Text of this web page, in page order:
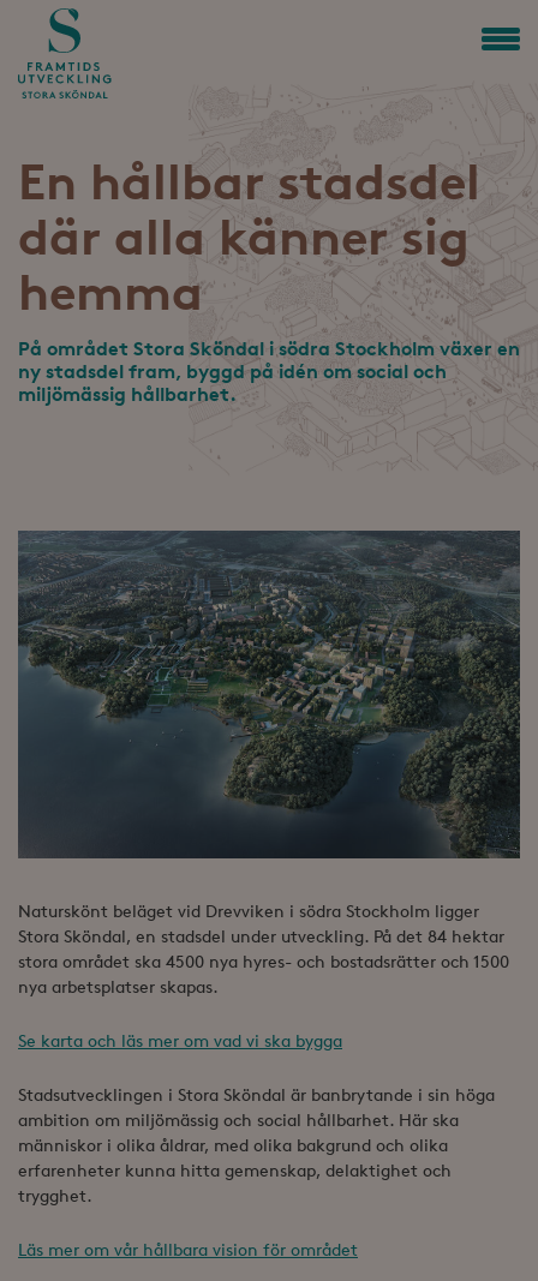
En hållbar stadsdel
där alla känner sig
hemma
På området Stora Sköndal i södra Stockholm växer en
ny stadsdel fram, byggd på idén om social och
miljömässig hållbarhet.
Naturskönt beläget vid Drevviken i södra Stockholm ligger
Stora Sköndal, en stadsdel under utveckling. På det 84 hektar
stora området ska 4500 nya hyres- och bostadsrätter och 1500
nya arbetsplatser skapas.
Se karta och läs mer om vad vi ska bygga
Stadsutvecklingen i Stora Sköndal är banbrytande i sin höga
ambition om miljömässig och social hållbarhet. Här ska
människor i olika åldrar, med olika bakgrund och olika
erfarenheter kunna hitta gemenskap, delaktighet och
trygghet.
Läs mer om vår hållbara vision för området